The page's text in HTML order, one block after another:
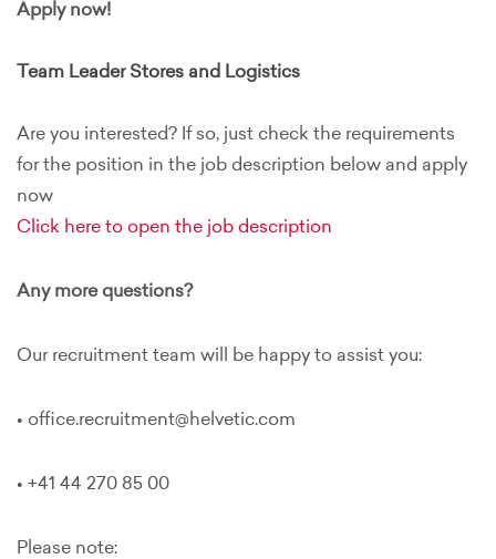
Apply now!
Team Leader Stores and Logistics
Are you interested? If so, just check the requirements
for the position in the job description below and apply
now
Click here to open the job description
Any more questions?
Our recruitment team will be happy to assist you:
• office.recruitment@helvetic.com
• +41 44 270 85 00
Please note: